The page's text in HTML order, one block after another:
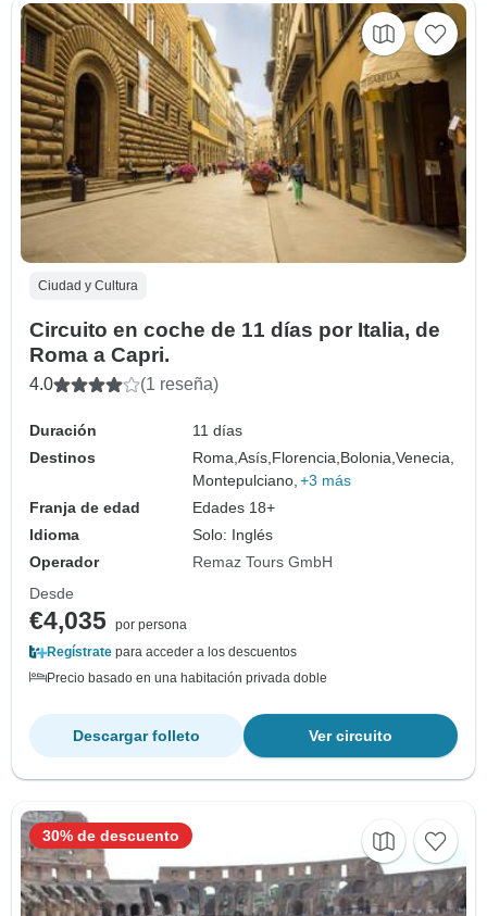
Ciudad y Cultura
Circuito en coche de 11 días por Italia, de
Roma a Capri.
4.0 (1 reseña)
Duración
11 días
Destinos
Roma,Asís, Florencia, Bolonia,Venecia,
Montepulciano, +3 más
Franja de edad
Edades 18+
Idioma
Solo: Inglés
Operador
Remaz Tours GmbH
Desde
€4,035 por persona
Regístrate para acceder a los descuentos
Precio basado en una habitación privada doble
Ver circuito
Descargar folleto
30% de descuento